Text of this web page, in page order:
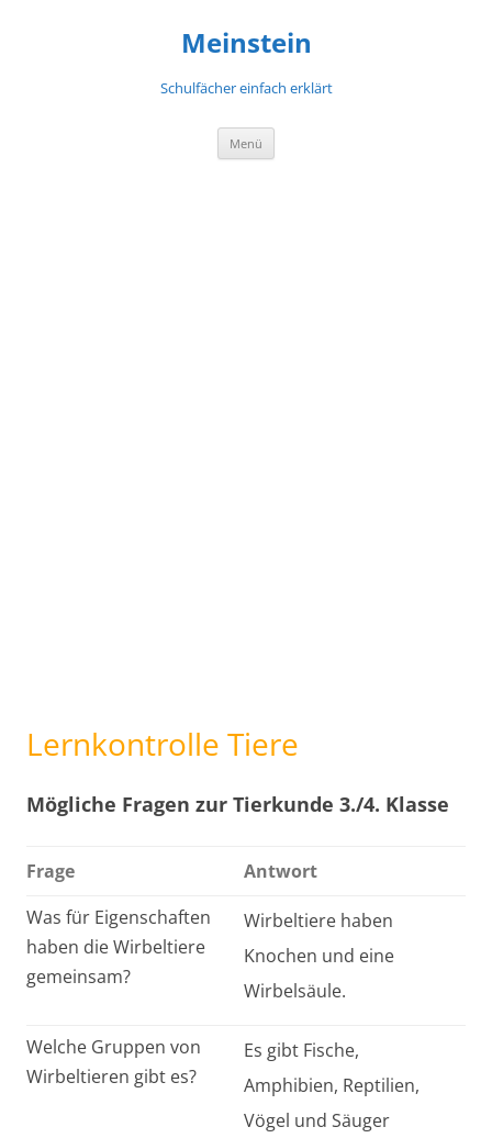
Meinstein
Schulfächer einfach erklärt
Menü
Lernkontrolle Tiere
Mögliche Fragen zur Tierkunde 3./4. Klasse
Frage
Antwort
Was für Eigenschaften
haben die Wirbeltiere
gemeinsam?
Wirbeltiere haben
Knochen und eine
Wirbelsäule.
Welche Gruppen von
Wirbeltieren gibt es?
Es gibt Fische,
Amphibien, Reptilien,
Vögel und Säuger